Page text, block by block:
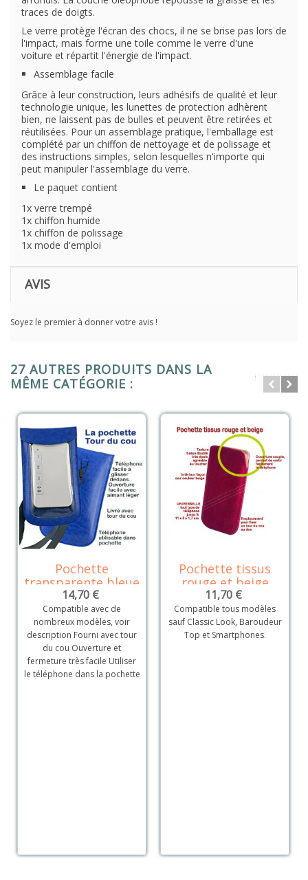
traces de doigts.
Le verre protège l'écran des chocs, il ne se brise pas lors de
l'impact, mais forme une toile comme le verre d'une
voiture et répartit l'énergie de l'impact.
Assemblage facile
Grâce à leur construction, leurs adhésifs de qualité et leur
technologie unique, les lunettes de protection adhèrent
bien, ne laissent pas de bulles et peuvent être retirées et
réutilisées. Pour un assemblage pratique, l'emballage est
complété par un chiffon de nettoyage et de polissage et
des instructions simples, selon lesquelles n'importe qui
peut manipuler l'assemblage du verre.
Le paquet contient
1x verre trempé
1x chiffon humide
1x chiffon de polissage
1x mode d'emploi
AVIS
Soyez le premier à donner votre avis !
27 AUTRES PRODUITS DANS LA
MÊME CATÉGORIE :
Pochette
transparente bleue
14,70 €
Compatible avec de
nombreux modèles, voir
description Fourni avec tour
du cou Ouverture et
fermeture très facile Utiliser
le téléphone dans la pochette
Pochette tissus
rouge et beige
11,70 €
Compatible tous modèles
sauf Classic Look, Baroudeur
Top et Smartphones.